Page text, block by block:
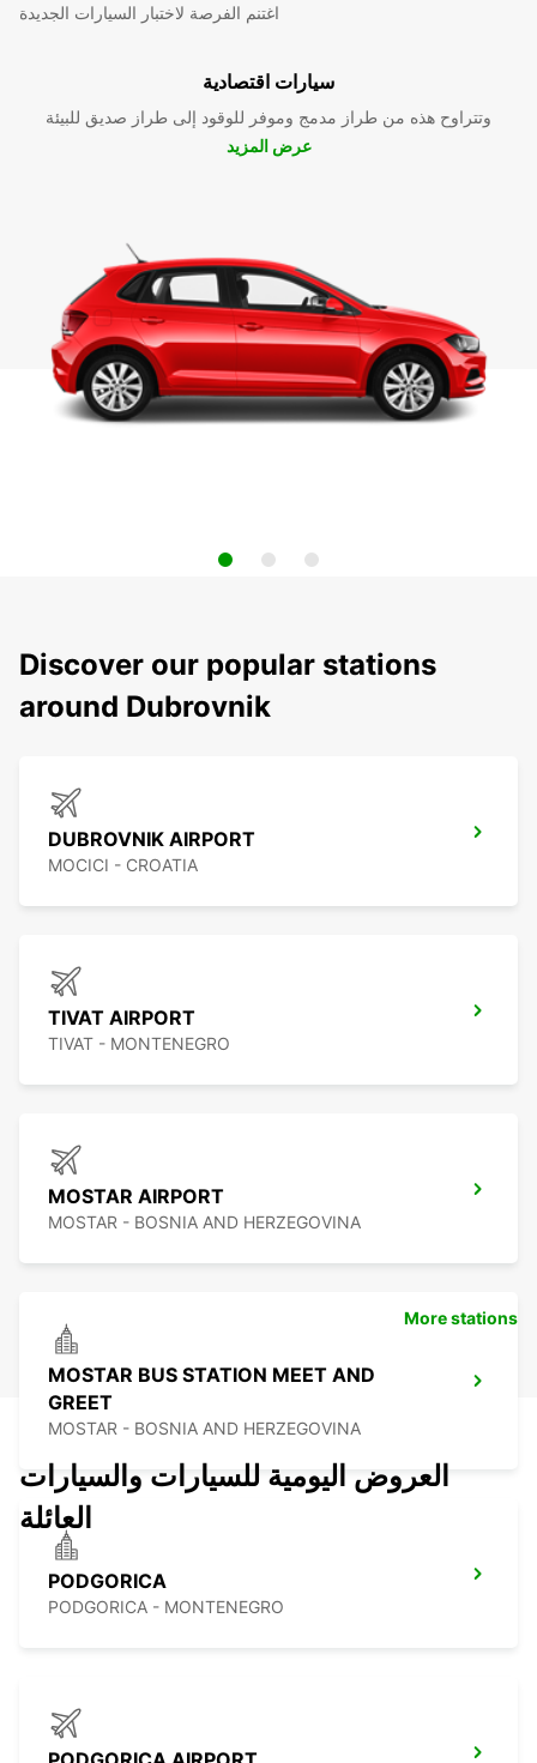
اغتنم الفرصة لاختبار السيارات الجديدة
سيارات اقتصادية
وتتراوح هذه من طراز مدمج وموفر للوقود إلى طراز صديق للبيئة
عرض المزيد
Discover our popular stations
around Dubrovnik
DUBROVNIK AIRPORT
MOCICI - CROATIA
TIVAT AIRPORT
TIVAT - MONTENEGRO
MOSTAR AIRPORT
MOSTAR - BOSNIA AND HERZEGOVINA
MOSTAR BUS STATION MEET AND
GREET
MOSTAR - BOSNIA AND HERZEGOVINA
PODGORICA
PODGORICA - MONTENEGRO
More stations
العروض اليومية للسيارات والسيارات
العائلة